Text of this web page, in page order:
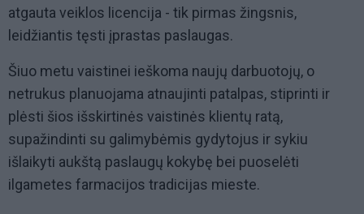
atgauta veiklos licencija - tik pirmas žingsnis,
leidžiantis tęsti įprastas paslaugas.
Šiuo metu vaistinei ieškoma naujų darbuotojų, o
netrukus planuojama atnaujinti patalpas, stiprinti ir
plėsti šios išskirtinės vaistinės klientų ratą,
supažindinti su galimybėmis gydytojus ir sykiu
išlaikyti aukštą paslaugų kokybę bei puoselėti
ilgametes farmacijos tradicijas mieste.